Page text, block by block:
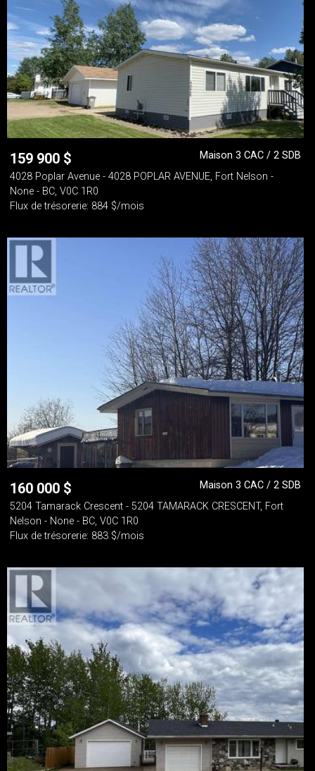
159 900 $
Maison 3 CAC / 2 SDB
4028 Poplar Avenue - 4028 POPLAR AVENUE, Fort Nelson -
None - BC, V0C 1R0
Flux de trésorerie: 884 $/mois
160 000 $
Maison 3 CAC / 2 SDB
5204 Tamarack Crescent - 5204 TAMARACK CRESCENT, Fort
Nelson - None - BC, V0C 1R0
Flux de trésorerie: 883 $/mois